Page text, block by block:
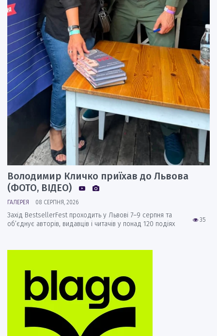
Володимир Кличко приїхав до Львова
(ФОТО, ВІДЕО)
ГАЛЕРЕЯ 08 СЕРПНЯ, 2026
35
Захід BestsellerFest проходить у Львові 7–9 серпня та
об’єднує авторів, видавців і читачів у понад 120 подіях